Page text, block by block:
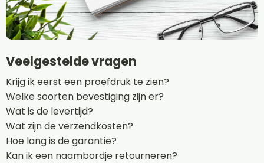
Veelgestelde vragen
Krijg ik eerst een proefdruk te zien?
Welke soorten bevestiging zijn er?
Wat is de levertijd?
Wat zijn de verzendkosten?
Hoe lang is de garantie?
Kan ik een naambordje retourneren?